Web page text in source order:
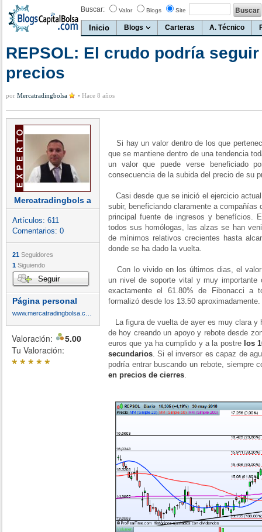
Buscar: Valor Blogs Site
Inicio Blogs Carteras A. Técnico
REPSOL: El crudo podría
precios
por Mercatradingbolsa • Hace 8 años
Mercatradingbols a
Artículos: 611
Comentarios: 0
21 Seguidores
1 Siguiendo
Seguir
Página personal
Valoración:
5.00
Tu Valoración:
*****
Si hay un valor dentro de los que
que se mantiene dentro de una tendencia
un valor que puede verse beneficiado
consecuencia de la subida del precio de su
Casi desde que se inició el ejercicio
subir, beneficiando claramente a
principal fuente de ingresos y benefícios.
todos sus homólogas, las alzas se han
de mínimos relativos crecientes hasta
donde se ha dado la vuelta.
Con lo vivido en los últimos dias, el valor
un nivel de soporte vital y muy
exactamente el 61.80% de Fibonacci a
formalizó desde los 13.50 aproximadamente.
La figura de vuelta de ayer es muy clara y
de hoy creando un apoyo y rebote desde
euros que ya ha cumplido y a la postre los
secundarios. Si el inversor es capaz de
podría entrar buscando un rebote, siempre
en precios de cierres.